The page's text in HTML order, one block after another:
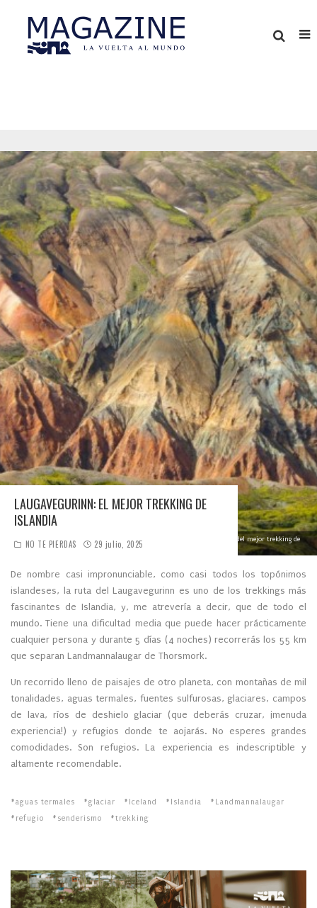
Las coloridas montañas del interior de Islandia son uno de los atractivos del mejor trekking de
Islandia.
LAUGAVEGURINN: EL MEJOR TREKKING DE
ISLANDIA
NO TE PIERDAS 29 julio, 2025
De nombre casi impronunciable, como casi todos los topónimos
islandeses, la ruta del Laugavegurinn es uno de los trekkings más
fascinantes de Islandia, y, me atrevería a decir, que de todo el
mundo. Tiene una dificultad media que puede hacer prácticamente
cualquier persona y durante 5 días (4 noches) recorrerás los 55 km
que separan Landmannalaugar de Thorsmork.
Un recorrido lleno de paisajes de otro planeta, con montañas de mil
tonalidades, aguas termales, fuentes sulfurosas, glaciares, campos
de lava, ríos de deshielo glaciar (que deberás cruzar, ¡menuda
experiencia!) y refugios donde te aojarás. No esperes grandes
comodidades. Son refugios. La experiencia es indescriptible y
altamente recomendable.
aguas termales glaciar Iceland Islandia
Landmannalaugar
refugio
senderismo trekking